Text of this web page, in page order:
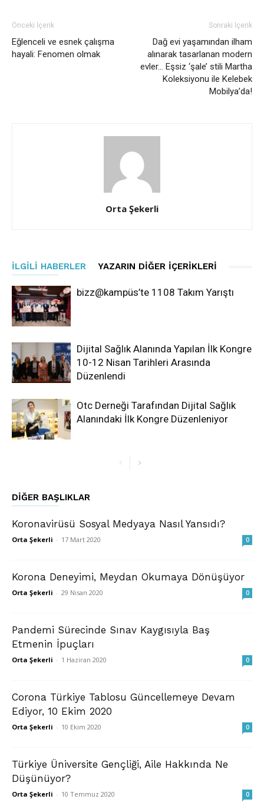
Önceki İçerik
Eğlenceli ve esnek çalışma
hayali: Fenomen olmak
Sonraki İçerik
Dağ evi yaşamından ilham
alınarak tasarlanan modern
evler… Eşsiz ‘şale’ stili Martha
Koleksiyonu ile Kelebek
Mobilya’da!
Orta Şekerli
İLGILI HABERLER YAZARIN DIĞER İÇERIKLERI
bizz@kampüs’te 1108 Takım Yarıştı
Dijital Sağlık Alanında Yapılan İlk Kongre
10-12 Nisan Tarihleri Arasında
Düzenlendi
Otc Derneği Tarafından Dijital Sağlık
Alanındaki İlk Kongre Düzenleniyor
DIĞER BAŞLIKLAR
Koronavirüsü Sosyal Medyaya Nasıl Yansıdı?
Orta Şekerli - 17 Mart 2020 0
Korona Deneyimi, Meydan Okumaya Dönüşüyor
Orta Şekerli - 29 Nisan 2020 0
Pandemi Sürecinde Sınav Kaygısıyla Baş
Etmenin İpuçları
Orta Şekerli - 1 Haziran 2020 0
Corona Türkiye Tablosu Güncellemeye Devam
Ediyor, 10 Ekim 2020
Orta Şekerli - 10 Ekim 2020 0
​Türkiye Üniversite Gençliği, Aile Hakkında Ne
Düşünüyor?
Orta Şekerli - 10 Temmuz 2020 0